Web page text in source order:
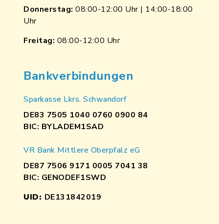
Donnerstag: 08:00-12:00 Uhr | 14:00-18:00
Uhr
Freitag: 08:00-12:00 Uhr
Bankverbindungen
Sparkasse Lkrs. Schwandorf
DE83 7505 1040 0760 0900 84
BIC: BYLADEM1SAD
VR Bank Mittlere Oberpfalz eG
DE87 7506 9171 0005 7041 38
BIC: GENODEF1SWD
UID: DE131842019